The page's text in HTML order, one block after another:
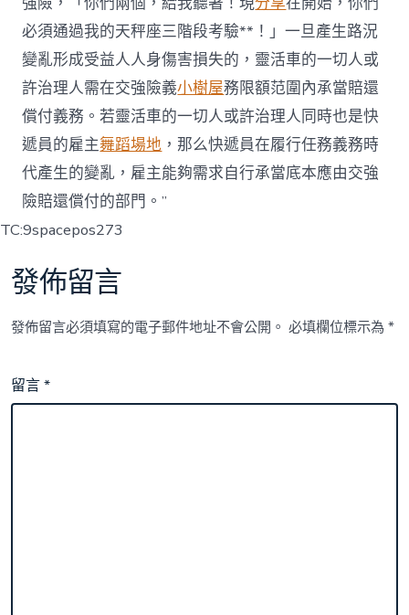
必須通過我的天秤座三階段考驗**！」一旦產生路況
變亂形成受益人人身傷害損失的，靈活車的一切人或
許治理人需在交強險義小樹屋務限額范圍內承當賠還
償付義務。若靈活車的一切人或許治理人同時也是快
遞員的雇主舞蹈場地 ，那么快遞員在履行任務義務時
代產生的變亂，雇主能夠需求自行承當底本應由交強
險賠還償付的部門。”
TC:9spacepos273
發佈留言
發佈留言必須填寫的電子郵件地址不會公開。 必填欄位標示為*
留言*